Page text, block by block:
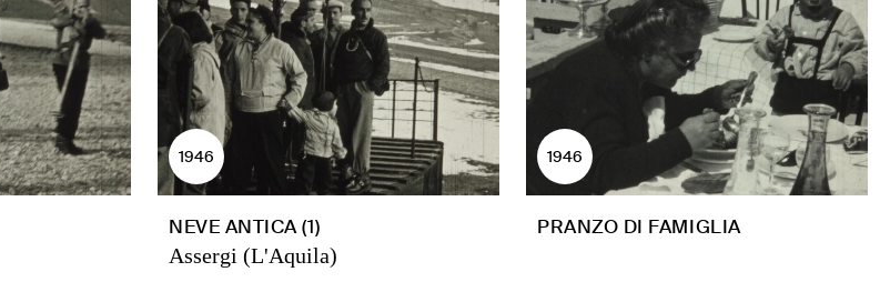
1946
NEVE ANTICA (1)
Assergi (L'Aquila)
1946
PRANZO DI FAMIGLIA